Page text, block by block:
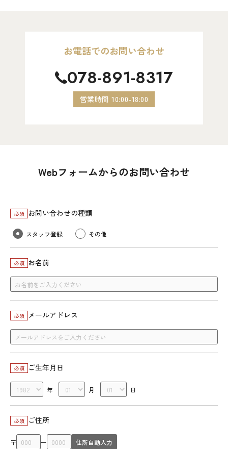
お電話でのお問い合わせ
078-891-8317
営業時間 10:00-18:00
Webフォームからのお問い合わせ
必須 お問い合わせの種類
スタッフ登録 その他
必須 お名前
必須 メールアドレス
必須 ご生年月日
年 月 日
必須 ご住所
〒 ー 住所自動入力